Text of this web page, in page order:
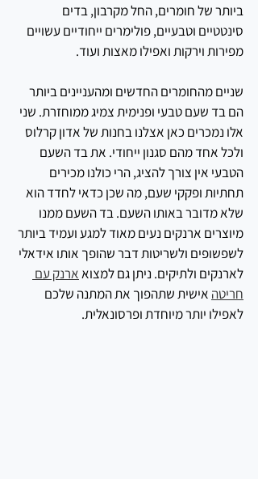
ביותר של חומרים, החל מקרבון, בדים
סינטטיים וטבעיים, פולימרים ייחודיים עשויים
מפירות וירקות ואפילו מאצות ועוד.
שניים מהחומרים החדשים ומהעניינים ביותר
הם בד שעם טבעי ופנימית צמיג ממוחזרת. שני
אלו נמכרים כאן אצלנו בחנות של אדון קרלוס
ולכל אחד מהם סגנון ייחודי. את בד השעם
הטבעי אין צורך להציג, הרי כולנו מכירים
תחתיות ופקקי שעם, מה שכן כדאי לחדד הוא
שלא מדובר באותו השעם. בד השעם ממנו
מיוצרים ארנקים נעים מאוד למגע ועמיד ביותר
לשפשופים ולשריטות דבר שהופך אותו אידאלי
לארנקים ולתיקים. ניתן גם למצוא ארנק עם
חריטה אישית שתהפוך את המתנה שלכם
לאפילו יותר מיוחדת ופרסונאלית.